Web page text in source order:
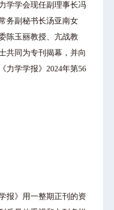
学学会现任副理事长冯
务副秘书长汤亚南女
陈玉丽教授、亢战教
共同为专刊揭幕，并向
力学学报》2024年第56
报》用一整期正刊的资